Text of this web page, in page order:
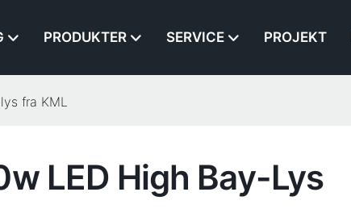
PRODUKTER SERVICE PROJEKT
fra KML
LED High Bay-Lys